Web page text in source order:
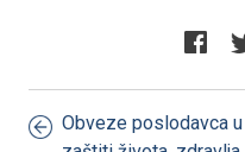
Obveze poslodavca u